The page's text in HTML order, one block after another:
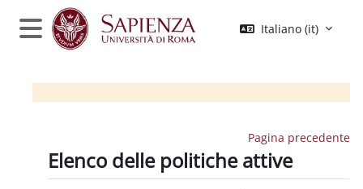
Vai al contenuto principale
Pannello laterale
Italiano ‎(it)‎
Pagina precedente
Elenco delle politiche attive